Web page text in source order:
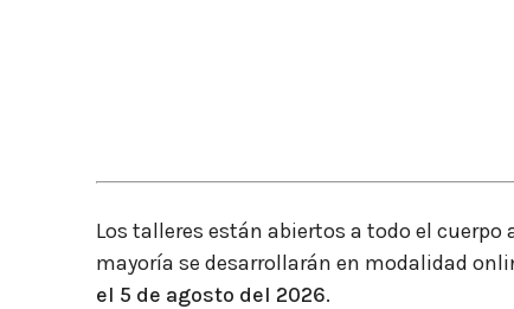
Los talleres están abiertos a todo el cuerpo
mayoría se desarrollarán en modalidad
el 5 de agosto del 2026.